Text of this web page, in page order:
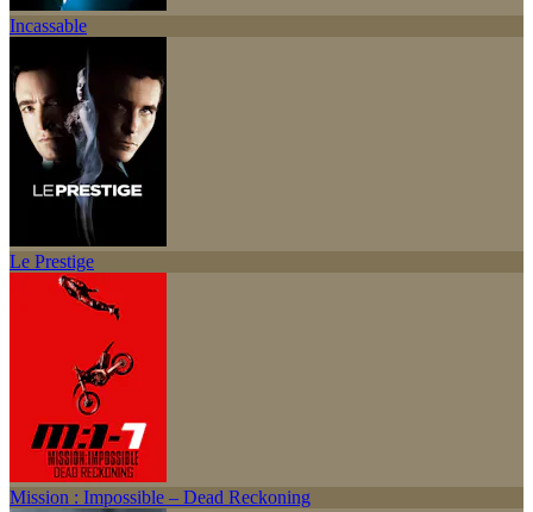
Incassable
Le Prestige
Mission : Impossible – Dead Reckoning